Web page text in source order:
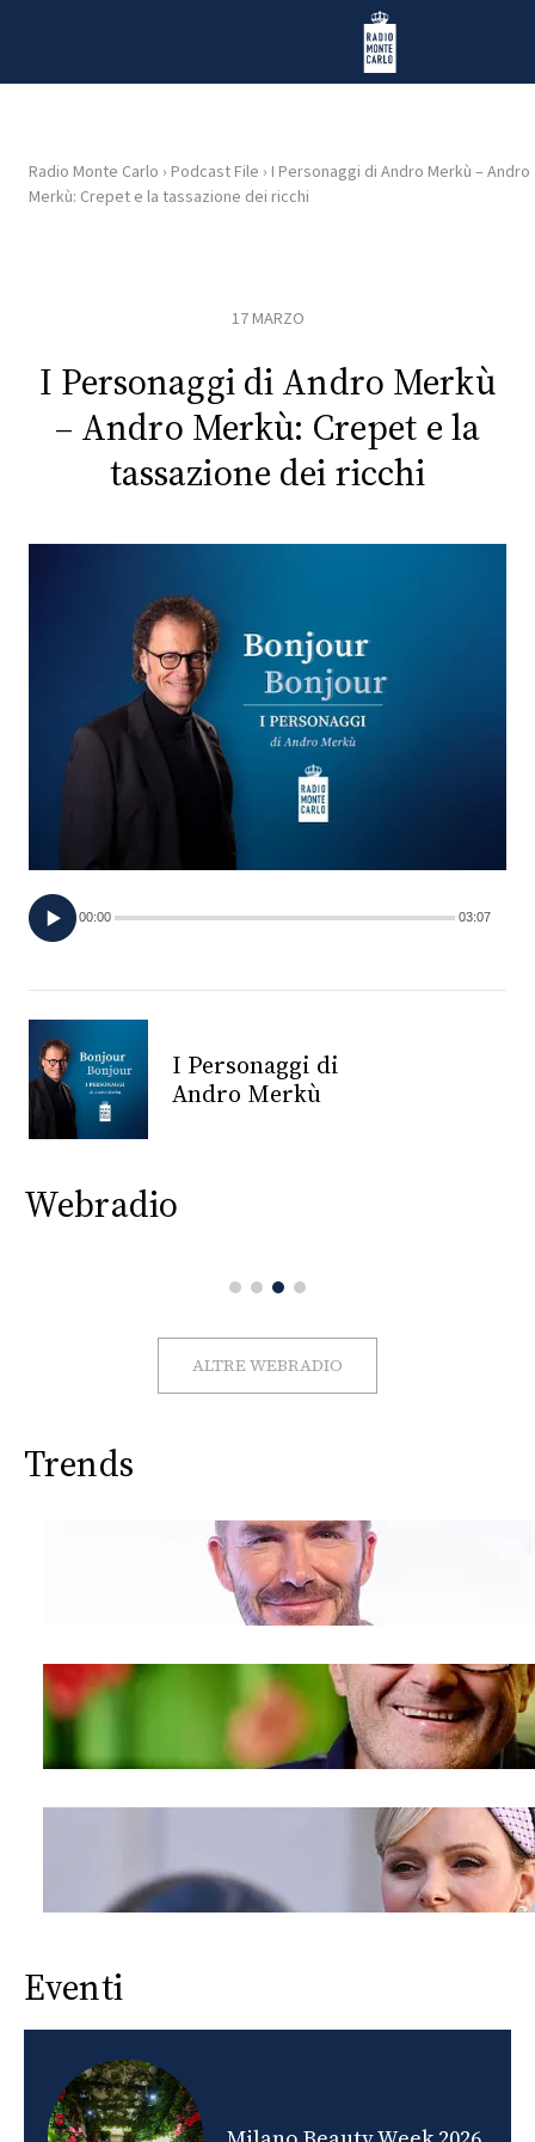
Radio Monte Carlo
HOME
RADIO
PLAYLIST
CONCORSI
EVENTI
TV
PRINCIPATO
MONACO
RMC
CONSIGLIA
Radio Monte Carlo › Podcast File › I Personaggi di Andro Merkù – Andro
Merkù: Crepet e la tassazione dei ricchi
17 MARZO
I Personaggi di Andro Merkù
– Andro Merkù: Crepet e la
tassazione dei ricchi
00:00 03:07
I Personaggi di
Andro Merkù
Webradio
ALTRE WEBRADIO
Trends
Eventi